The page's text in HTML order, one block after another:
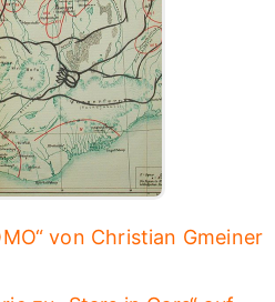
von Christian Gmeiner